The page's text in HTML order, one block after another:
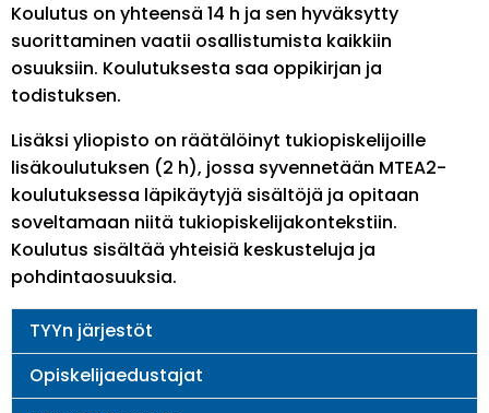
Koulutus on yhteensä 14 h ja sen hyväksytty
suorittaminen vaatii osallistumista kaikkiin
osuuksiin. Koulutuksesta saa oppikirjan ja
todistuksen.
Lisäksi yliopisto on räätälöinyt tukiopiskelijoille
lisäkoulutuksen (2 h), jossa syvennetään MTEA2-
koulutuksessa läpikäytyjä sisältöjä ja opitaan
soveltamaan niitä tukiopiskelijakontekstiin.
Koulutus sisältää yhteisiä keskusteluja ja
pohdintaosuuksia.
Main
navigation
TYYn järjestöt
Opiskelijaedustajat